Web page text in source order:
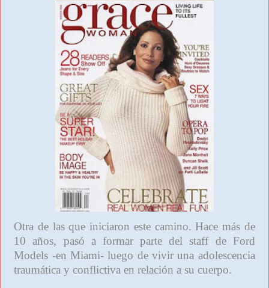
Otra de las que iniciaron este camino. Hace más de
10 años, pasó a formar parte del staff de Ford
Models -en Miami- luego de vivir una adolescencia
traumática y conflictiva en relación a su cuerpo.